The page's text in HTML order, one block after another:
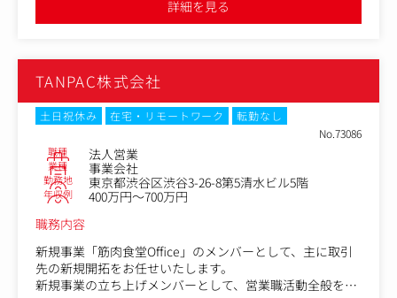
さらに、デジタルトランスフォーメーション（DX）の推進
直結する提案ができることも魅力です。
同社が優良なサービスを提供することで、株主管理のデジ
タル化を推進し、日本の資本市場が抱える社会課題の改善
につながることもやりがいの一つです。
・アフターサービス体制の整備
ご経験やスキルに応じて、ほかの地域をご担当いただく可
能性もございます
海外出張は担当国によりますが、1～2ヵ月に1度程度あり
ます
オンライン会議ツール等を活用し現地とのコミュニケーシ
ョンもあり
■キャリアパス（例）：営業担当⇒マネージャー職
将来的には海外の拠点運営を任されるチャンスもあります
雇い入れ直後の業務内容：海外営業
変更の範囲 ：当社業務全般
詳細を見る
TANPAC株式会社
土日祝休み 在宅・リモートワーク
転勤なし
No.73086
職種 法人営業
業種 事業会社
勤務地 東京都渋谷区渋谷3-26-8第5清水ビル5階
年収例
400万円～700万円
職務内容
新規事業「筋肉食堂Office」のメンバーとして、主に取引
先の新規開拓をお任せいたします。
新規事業の立ち上げメンバーとして、営業職活動全般を行